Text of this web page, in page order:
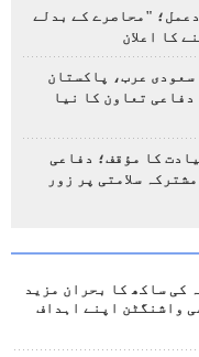
"محاصرے کے بدلے
کا اعلان
سعودی عرب، پاکستان
تعاون کا نیا
کا مؤقف؛ دفاعی
سلامتی پر زور
کی ساکھ کا بحران مزید
واشنگٹن اپنے اہداف